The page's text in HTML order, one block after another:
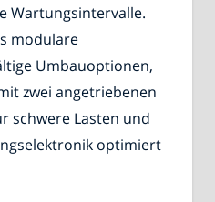
Wartungsintervalle.
modulare
Umbauoptionen,
zwei angetriebenen
schwere Lasten und
optimiert